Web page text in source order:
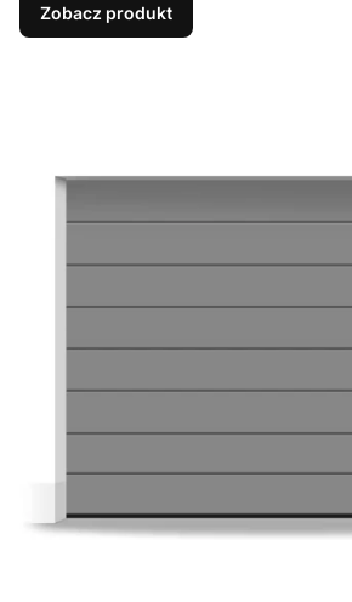
Zobacz produkt